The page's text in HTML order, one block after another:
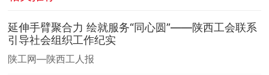
延伸手臂聚合力 绘就服务“同心圆”——陕西工会联系
引导社会组织工作纪实
陕工网—陕西工人报